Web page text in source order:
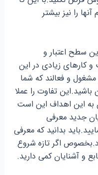
را نیز بیشتر
سطح اعتبار و
کارهای زیادی در این
و فعالند که شما
باشید.این تفاوت را عملا
به این اهداف این است
جدید معرفی
بدانید که معرفی
اگر تازه شروع
و آشنایان کمی دارید.